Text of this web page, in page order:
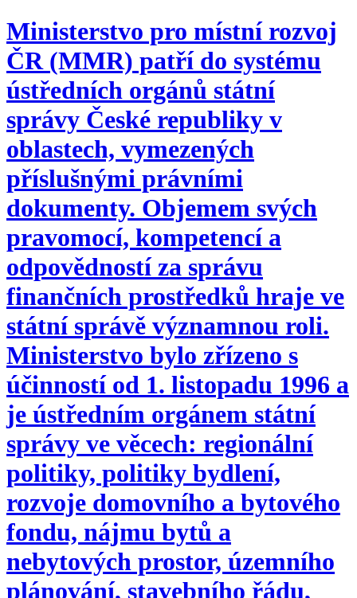
Ministerstvo pro místní rozvoj
ČR (MMR) patří do systému
ústředních orgánů státní
správy České republiky v
oblastech, vymezených
příslušnými právními
dokumenty. Objemem svých
pravomocí, kompetencí a
odpovědností za správu
finančních prostředků hraje ve
státní správě významnou roli.
Ministerstvo bylo zřízeno s
účinností od 1. listopadu 1996 a
je ústředním orgánem státní
správy ve věcech: regionální
politiky, politiky bydlení,
rozvoje domovního a bytového
fondu, nájmu bytů a
nebytových prostor, územního
plánování, stavebního řádu,